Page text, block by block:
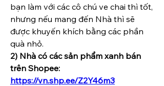
bạn làm với các cô chú ve chai thì tốt,
nhưng nếu mang đến Nhà thì sẽ
được khuyến khích bằng các phần
quà nhỏ.
2) Nhà có các sản phẩm xanh bán
https://vn.shp.ee/Z2Y46m3